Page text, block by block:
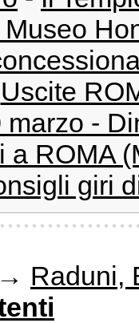
Uscite
-
a ROMA
giri
→ Raduni,